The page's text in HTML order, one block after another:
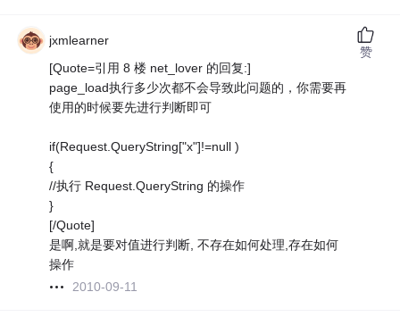
jxmlearner
[Quote=引用 8 楼 net_lover 的回复:]
page_load执行多少次都不会导致此问题的，你需要再
使用的时候要先进行判断即可
if(Request.QueryString["x"]!=null )
{
//执行 Request.QueryString 的操作
}
[/Quote]
是啊,就是要对值进行判断, 不存在如何处理,存在如何
操作
2010-09-11
赞